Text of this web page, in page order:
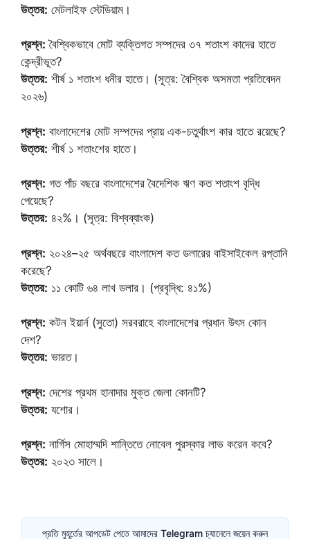
উত্তর: মেটলাইফ স্টেডিয়াম।
প্রশ্ন: বৈশ্বিকভাবে মোট ব্যক্তিগত সম্পদের ৩৭ শতাংশ কাদের হাতে
কেন্দ্রীভূত?
উত্তর: শীর্ষ ১ শতাংশ ধনীর হাতে। (সূত্র: বৈশ্বিক অসমতা প্রতিবেদন
২০২৬)
প্রশ্ন: বাংলাদেশের মোট সম্পদের প্রায় এক-চতুর্থাংশ কার হাতে রয়েছে?
উত্তর: শীর্ষ ১ শতাংশের হাতে।
প্রশ্ন: গত পাঁচ বছরে বাংলাদেশের বৈদেশিক ঋণ কত শতাংশ বৃদ্ধি
পেয়েছে?
উত্তর: ৪২%। (সূত্র: বিশ্বব্যাংক)
প্রশ্ন: ২০২৪–২৫ অর্থবছরে বাংলাদেশ কত ডলারের বাইসাইকেল রপ্তানি
করেছে?
উত্তর: ১১ কোটি ৬৪ লাখ ডলার। (প্রবৃদ্ধি: ৪১%)
প্রশ্ন: কটন ইয়ার্ন (সুতো) সরবরাহে বাংলাদেশের প্রধান উৎস কোন
দেশ?
উত্তর: ভারত।
প্রশ্ন: দেশের প্রথম হানাদার মুক্ত জেলা কোনটি?
উত্তর: যশোর।
প্রশ্ন: নার্গিস মোহাম্মদি শান্তিতে নোবেল পুরস্কার লাভ করেন কবে?
উত্তর: ২০২৩ সালে।
প্রতি মুহূর্তের আপডেট পেতে আমাদের Telegram চ্যানেলে জয়েন করুন